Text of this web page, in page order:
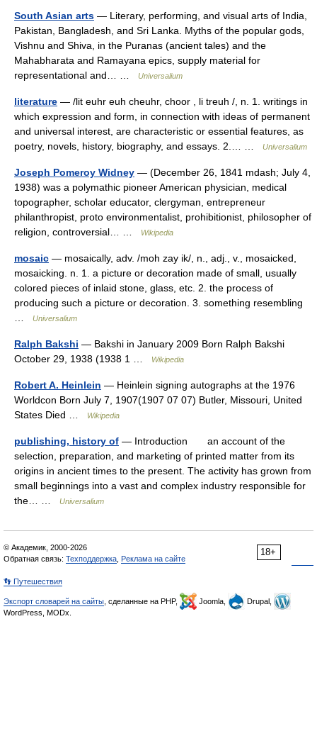
South Asian arts — Literary, performing, and visual arts of India,
Pakistan, Bangladesh, and Sri Lanka. Myths of the popular gods,
Vishnu and Shiva, in the Puranas (ancient tales) and the
Mahabharata and Ramayana epics, supply material for
representational and… …
Universalium
literature — /lit euhr euh cheuhr, choor , li treuh /, n. 1. writings in
which expression and form, in connection with ideas of permanent
and universal interest, are characteristic or essential features, as
poetry, novels, history, biography, and essays. 2.… …
Universalium
Joseph Pomeroy Widney — (December 26, 1841 mdash; July 4,
1938) was a polymathic pioneer American physician, medical
topographer, scholar educator, clergyman, entrepreneur
philanthropist, proto environmentalist, prohibitionist, philosopher of
religion, controversial… …
Wikipedia
mosaic — mosaically, adv. /moh zay ik/, n., adj., v., mosaicked,
mosaicking. n. 1. a picture or decoration made of small, usually
colored pieces of inlaid stone, glass, etc. 2. the process of
producing such a picture or decoration. 3. something resembling
Universalium
Ralph Bakshi — Bakshi in January 2009 Born Ralph Bakshi
October 29, 1938 (1938 1 …
Wikipedia
Robert A. Heinlein — Heinlein signing autographs at the 1976
Worldcon Born July 7, 1907(1907 07 07) Butler, Missouri, United
States Died …
Wikipedia
publishing, history of — Introduction an account of the
selection, preparation, and marketing of printed matter from its
origins in ancient times to the present. The activity has grown from
small beginnings into a vast and complex industry responsible for
the… …
Universalium
18+
© Академик, 2000-2026
Обратная связь: Техподдержка Реклама на сайте
👣 Путешествия
Экспорт словарей на сайты , сделанные на PHP, Joomla,
Drupal,
WordPress, MODx.